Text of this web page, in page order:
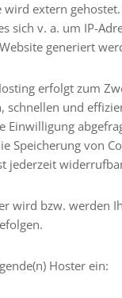
wird extern
sich v. a. um IP-
generiert
erfolgt zum
schnellen und
Einwilligung
Speicherung von
jederzeit
wird bzw. werden
Hoster ein: